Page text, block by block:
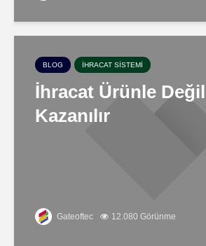
BLOG İHRACAT SISTEMI
İhracat Ürünle
Kazanılır
Gateoftec 12.080 Görünme